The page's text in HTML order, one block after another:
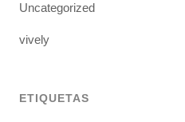
Uncategorized
vively
ETIQUETAS